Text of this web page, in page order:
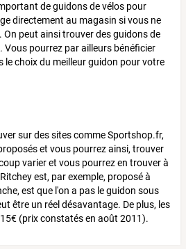
de guidons de vélos pour
directement au magasin si vous ne
peut ainsi trouver des guidons de
Vous pourrez par ailleurs bénéficier
choix du meilleur guidon pour votre
sur des sites comme Sportshop.fr,
et vous pourrez ainsi, trouver
varier et vous pourrez en trouver à
est, par exemple, proposé à
est que l'on a pas le guidon sous
être un réel désavantage. De plus, les
(prix constatés en août 2011).